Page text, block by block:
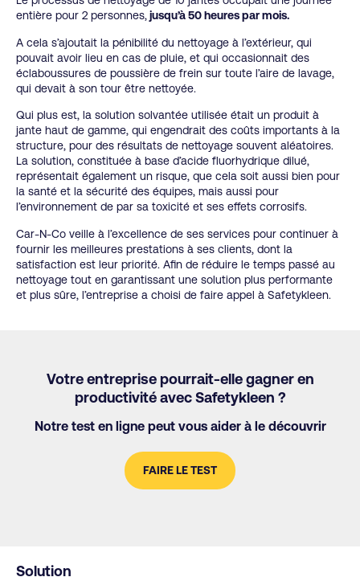
entière pour 2 personnes,jusqu’à 50 heures par mois.
A cela s’ajoutait la pénibilité du nettoyage à l’extérieur, qui
pouvait avoir lieu en cas de pluie, et qui occasionnait des
éclaboussures de poussière de frein sur toute l’aire de lavage,
qui devait à son tour être nettoyée.
Qui plus est, la solution solvantée utilisée était un produit à
jante haut de gamme, qui engendrait des coûts importants à la
structure, pour des résultats de nettoyage souvent aléatoires.
La solution, constituée à base d’acide fluorhydrique dilué,
représentait également un risque, que cela soit aussi bien pour
la santé et la sécurité des équipes, mais aussi pour
l’environnement de par sa toxicité et ses effets corrosifs.
Car-N-Co veille à l’excellence de ses services pour continuer à
fournir les meilleures prestations à ses clients, dont la
satisfaction est leur priorité. Afin de réduire le temps passé au
nettoyage tout en garantissant une solution plus performante
et plus sûre, l’entreprise a choisi de faire appel à Safetykleen.
Votre entreprise pourrait-elle gagner en
productivité avec Safetykleen ?
Notre test en ligne peut vous aider à le découvrir
FAIRE LE TEST
Solution